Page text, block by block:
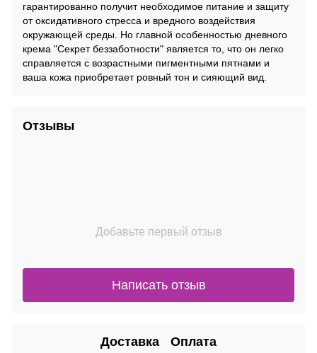
гарантированно получит необходимое питание и защиту
от оксидативного стресса и вредного воздействия
окружающей среды. Но главной особенностью дневного
крема "Секрет беззаботности" является то, что он легко
справляется с возрастными пигментными пятнами и
ваша кожа приобретает ровный тон и сияющий вид.
Отзывы
Добавьте первый отзыв
Написать отзыв
Доставка Оплата